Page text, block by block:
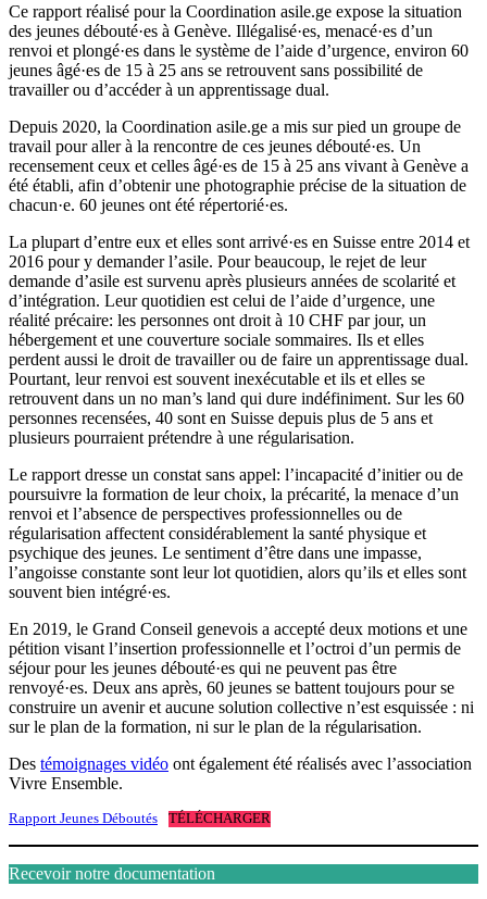
Ce rapport réalisé pour la Coordination asile.ge expose la situation
des jeunes débouté·es à Genève. Illégalisé·es, menacé·es d’un
renvoi et plongé·es dans le système de l’aide d’urgence, environ 60
jeunes âgé·es de 15 à 25 ans se retrouvent sans possibilité de
travailler ou d’accéder à un apprentissage dual.
Depuis 2020, la Coordination asile.ge a mis sur pied un groupe de
travail pour aller à la rencontre de ces jeunes débouté·es. Un
recensement ceux et celles âgé·es de 15 à 25 ans vivant à Genève a
été établi, afin d’obtenir une photographie précise de la situation de
chacun·e. 60 jeunes ont été répertorié·es.
La plupart d’entre eux et elles sont arrivé·es en Suisse entre 2014 et
2016 pour y demander l’asile. Pour beaucoup, le rejet de leur
demande d’asile est survenu après plusieurs années de scolarité et
d’intégration. Leur quotidien est celui de l’aide d’urgence, une
réalité précaire: les personnes ont droit à 10 CHF par jour, un
hébergement et une couverture sociale sommaires. Ils et elles
perdent aussi le droit de travailler ou de faire un apprentissage dual.
Pourtant, leur renvoi est souvent inexécutable et ils et elles se
retrouvent dans un no man’s land qui dure indéfiniment. Sur les 60
personnes recensées, 40 sont en Suisse depuis plus de 5 ans et
plusieurs pourraient prétendre à une régularisation.
Le rapport dresse un constat sans appel: l’incapacité d’initier ou de
poursuivre la formation de leur choix, la précarité, la menace d’un
renvoi et l’absence de perspectives professionnelles ou de
régularisation affectent considérablement la santé physique et
psychique des jeunes. Le sentiment d’être dans une impasse,
l’angoisse constante sont leur lot quotidien, alors qu’ils et elles sont
souvent bien intégré·es.
En 2019, le Grand Conseil genevois a accepté deux motions et une
pétition visant l’insertion professionnelle et l’octroi d’un permis de
séjour pour les jeunes débouté·es qui ne peuvent pas être
renvoyé·es. Deux ans après, 60 jeunes se battent toujours pour se
construire un avenir et aucune solution collective n’est esquissée : ni
sur le plan de la formation, ni sur le plan de la régularisation.
Des témoignages vidéo ont également été réalisés avec l’association
Vivre Ensemble.
Rapport Jeunes Déboutés TÉLÉCHARGER
Recevoir notre documentation